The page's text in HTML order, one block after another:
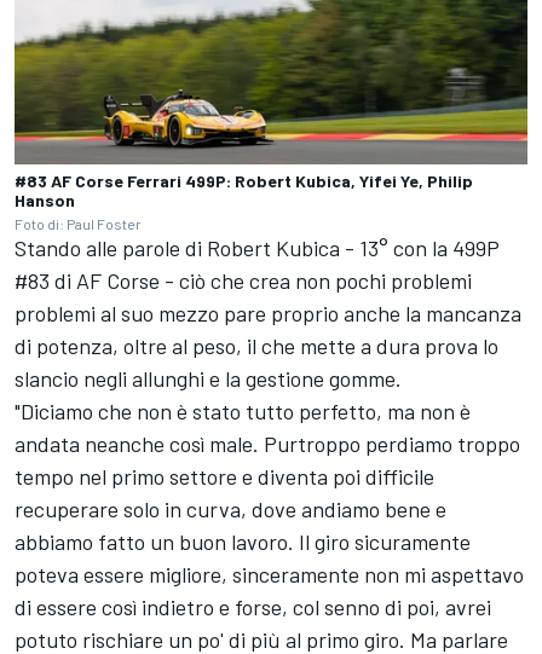
#83 AF Corse Ferrari 499P: Robert Kubica, Yifei Ye, Philip
Hanson
Foto di: Paul Foster
Stando alle parole di Robert Kubica - 13° con la 499P
#83 di AF Corse - ciò che crea non pochi problemi
problemi al suo mezzo pare proprio anche la mancanza
di potenza, oltre al peso, il che mette a dura prova lo
slancio negli allunghi e la gestione gomme.
"Diciamo che non è stato tutto perfetto, ma non è
andata neanche così male. Purtroppo perdiamo troppo
tempo nel primo settore e diventa poi difficile
recuperare solo in curva, dove andiamo bene e
abbiamo fatto un buon lavoro. Il giro sicuramente
poteva essere migliore, sinceramente non mi aspettavo
di essere così indietro e forse, col senno di poi, avrei
potuto rischiare un po' di più al primo giro. Ma parlare